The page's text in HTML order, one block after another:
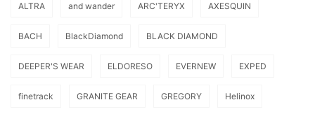
ALTRA and wander ARC'TERYX AXESQUIN
BACH BlackDiamond BLACK DIAMOND
DEEPER'S WEAR ELDORESO EVERNEW EXPED
finetrack GRANITE GEAR GREGORY Helinox